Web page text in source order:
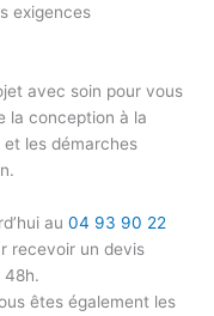
exigences
avec soin pour vous
la conception à la
et les démarches
.
au 04 93 90 22
recevoir un devis
48h.
êtes également les